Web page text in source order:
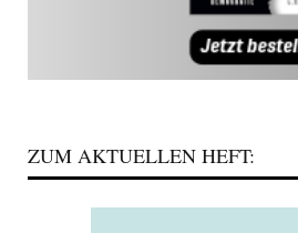
ZUM AKTUELLEN HEFT: